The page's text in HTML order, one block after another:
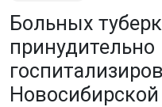
Больных
принудительно
Новосибирской